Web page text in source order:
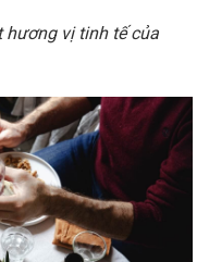
hương vị tinh tế của